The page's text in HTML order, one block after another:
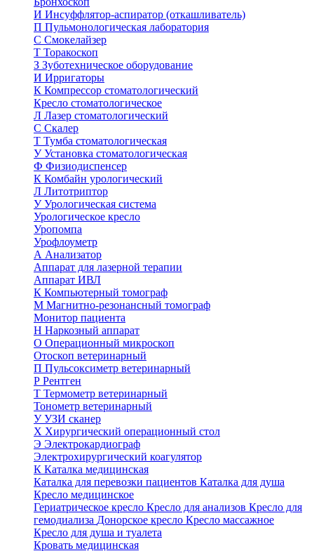
И Инсуффлятор-аспиратор (откашливатель)
П Пульмонологическая лаборатория
С Смокелайзер
Т Торакоскоп
З Зуботехническое оборудование
И Ирригаторы
К Компрессор стоматологический
Кресло стоматологическое
Л Лазер стоматологический
С Скалер
Т Тумба стоматологическая
УУстановка стоматологическая
Ф Физиодиспенсер
К Комбайн урологический
Л Литотриптор
УУрологическая система
Урологическое кресло
Уропомпа
Урофлоуметр
А Анализатор
Аппарат для лазерной терапии
Аппарат ИВЛ
К Компьютерный томограф
М Магнитно-резонансный томограф
Монитор пациента
Н Наркозный аппарат
О Операционный микроскоп
Отоскоп ветеринарный
П Пульсоксиметр ветеринарный
Р Рентген
Т Термометр ветеринарный
Тонометр ветеринарный
УУЗИ сканер
Х Хирургический операционный стол
Э Электрокардиограф
Электрохирургический коагулятор
К Каталка медицинская
Каталка для перевозки пациентов Каталка для душа
Кресло медицинское
Гериатрическое кресло Кресло для анализов Кресло для
гемодиализа Донорское кресло Кресло массажное
Кресло для душа и туалета
Кровать медицинская